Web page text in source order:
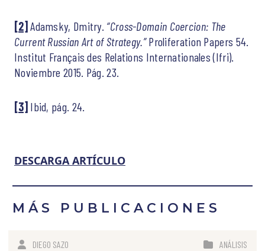
[2] Adamsky, Dmitry. “Cross-Domain Coercion: The
Current Russian Art of Strategy.”Proliferation Papers 54.
Institut Français des Relations Internationales (Ifri).
Noviembre 2015. Pág. 23.
[3] Ibid, pág. 24.
DESCARGA ARTÍCULO
MÁS PUBLICACIONES
DIEGO SAZO ANÁLISIS